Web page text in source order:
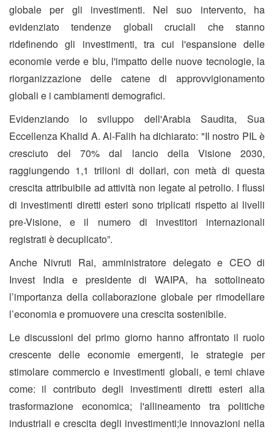
globale per gli investimenti. Nel suo intervento, ha
evidenziato tendenze globali cruciali che stanno
ridefinendo gli investimenti, tra cui l'espansione delle
economie verde e blu, l'impatto delle nuove tecnologie, la
riorganizzazione delle catene di approvvigionamento
globali e i cambiamenti demografici.
Evidenziando lo sviluppo dell'Arabia Saudita, Sua
Eccellenza Khalid A. Al-Falih ha dichiarato: "Il nostro PIL è
cresciuto del 70% dal lancio della Visione 2030,
raggiungendo 1,1 trilioni di dollari, con metà di questa
crescita attribuibile ad attività non legate al petrolio. I flussi
di investimenti diretti esteri sono triplicati rispetto ai livelli
pre-Visione, e il numero di investitori internazionali
registrati è decuplicato”.
Anche Nivruti Rai, amministratore delegato e CEO di
Invest India e presidente di WAIPA, ha sottolineato
l’importanza della collaborazione globale per rimodellare
l’economia e promuovere una crescita sostenibile.
Le discussioni del primo giorno hanno affrontato il ruolo
crescente delle economie emergenti, le strategie per
stimolare commercio e investimenti globali, e temi chiave
come: il contributo degli investimenti diretti esteri alla
trasformazione economica; l'allineamento tra politiche
industriali e crescita degli investimenti;le innovazioni nella